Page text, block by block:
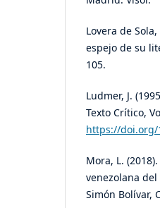
Lovera de
espejo de su
105.
Ludmer, J.
Texto Crítico,
https://doi.org/
Mora, L.
venezolana del
Simón Bolívar,